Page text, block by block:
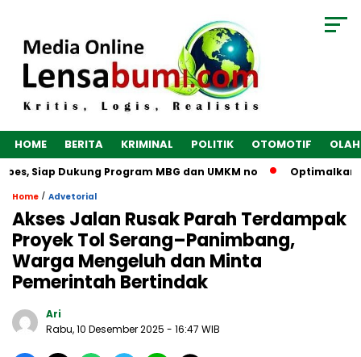
HOME BERITA KRIMINAL POLITIK OTOMOTIF
Dukung Program MBG dan UMKM no Optimalkan
Home / Advetorial
Akses Jalan Rusak Parah Terdampak
Proyek Tol Serang–Panimbang,
Warga Mengeluh dan Minta
Pemerintah Bertindak
Ari
Rabu, 10 Desember 2025 - 16:47 WIB